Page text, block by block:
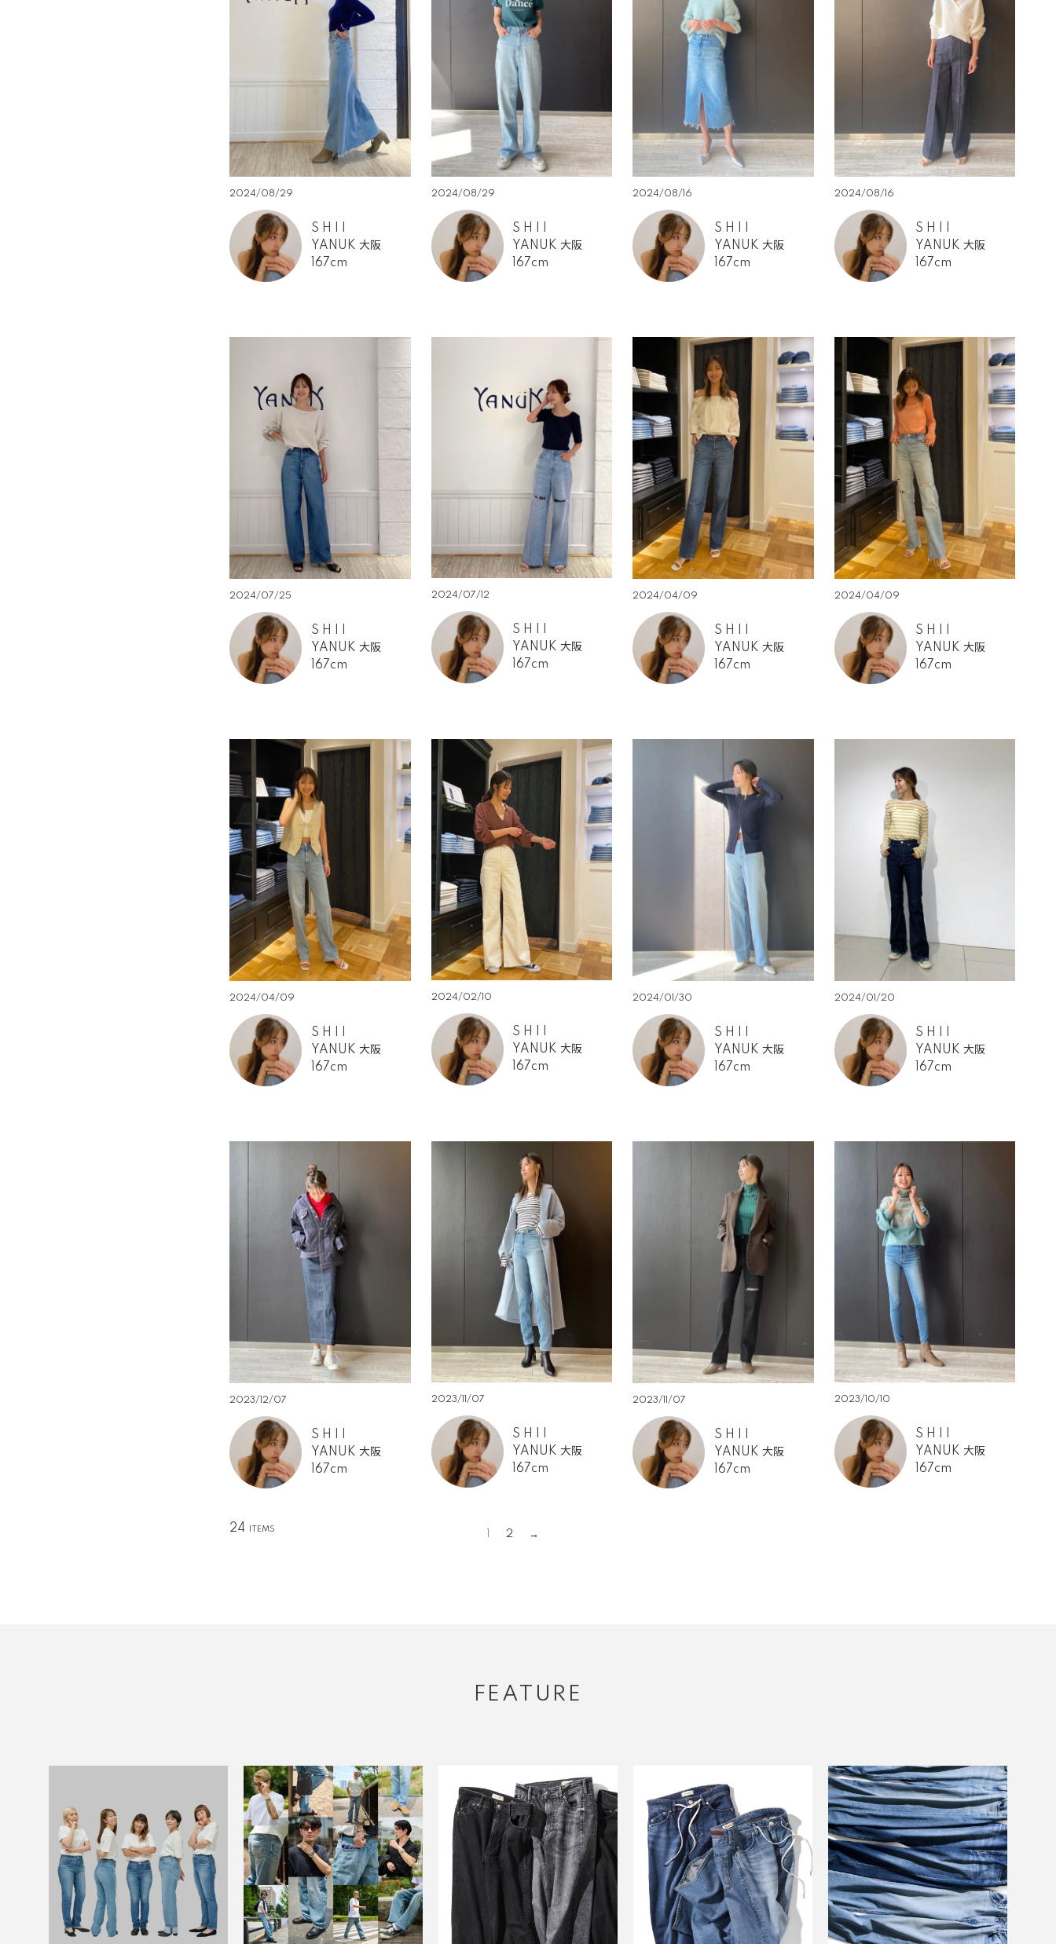
2024/08/29
S H I I
YANUK 大阪
167cm
2024/08/29
S H I I
YANUK 大阪
167cm
2024/08/16
S H I I
YANUK 大阪
167cm
2024/08/16
S H I I
YANUK 大阪
167cm
2024/07/25
S H I I
YANUK 大阪
167cm
2024/07/12
S H I I
YANUK 大阪
167cm
2024/04/09
S H I I
YANUK 大阪
167cm
2024/04/09
S H I I
YANUK 大阪
167cm
2024/04/09
S H I I
YANUK 大阪
167cm
2024/02/10
S H I I
YANUK 大阪
167cm
2024/01/30
S H I I
YANUK 大阪
167cm
2024/01/20
S H I I
YANUK 大阪
167cm
2023/12/07
S H I I
YANUK 大阪
167cm
2023/11/07
S H I I
YANUK 大阪
167cm
2023/11/07
S H I I
YANUK 大阪
167cm
2023/10/10
S H I I
YANUK 大阪
167cm
24 2
FEATURE